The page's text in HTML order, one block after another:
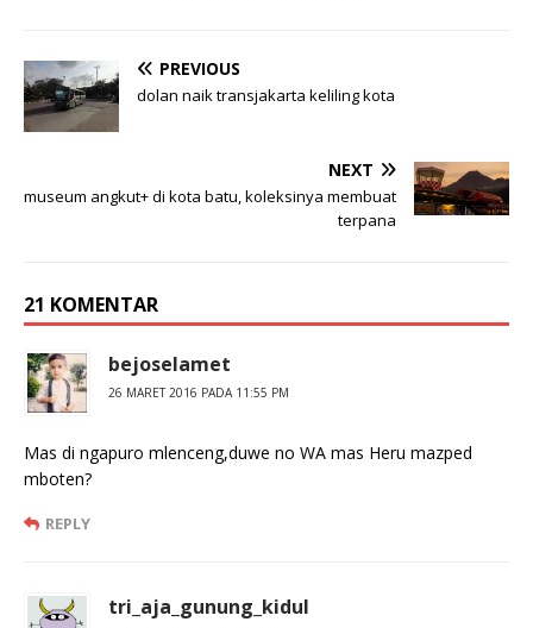
PREVIOUS
dolan naik transjakarta keliling kota
NEXT
museum angkut+ di kota batu, koleksinya membuat
terpana
21 KOMENTAR
bejoselamet
26 MARET 2016 PADA 11:55 PM
Mas di ngapuro mlenceng,duwe no WA mas Heru mazped
mboten?
REPLY
tri_aja_gunung_kidul